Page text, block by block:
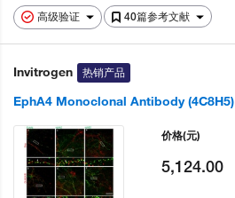
高级验证 40篇参考文献
Invitrogen 热销产品
EphA4 Monoclonal Antibody (4C8H5)
价格(元)
5,124.00